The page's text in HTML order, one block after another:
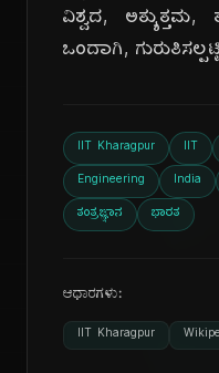
ವಿಶ್ವದ, ಅತ್ಯುತ್ತಮ,
ಒಂದಾಗಿ,
IIT Kharagpur IIT
Engineering India
ತಂತ್ರಜ್ಞಾನ ಭಾರತ
ಆಧಾರಗಳು:
IIT Kharagpur